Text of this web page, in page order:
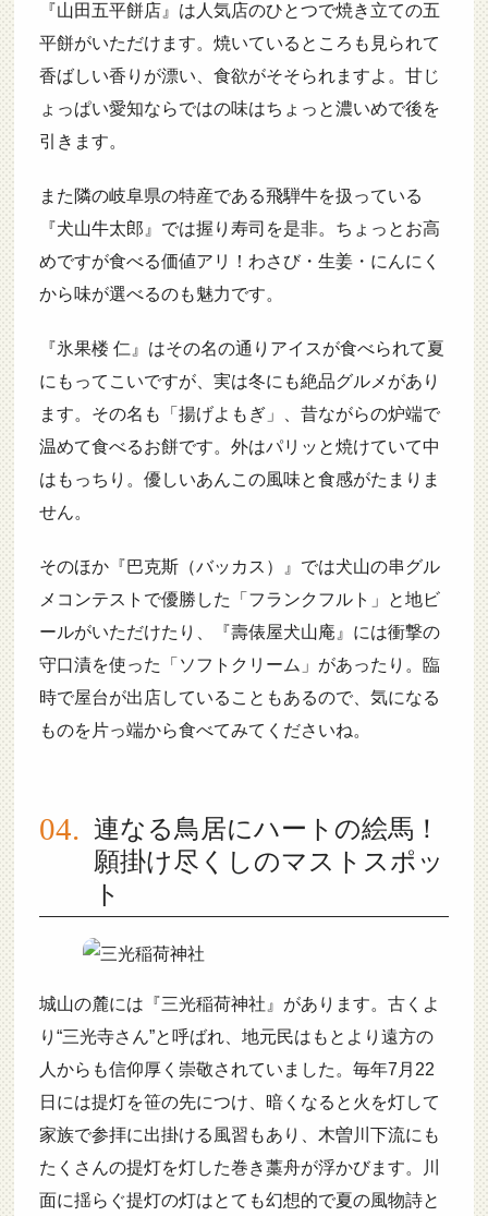
『山田五平餅店』は人気店のひとつで焼き立ての五
平餅がいただけます。焼いているところも見られて
香ばしい香りが漂い、食欲がそそられますよ。甘じ
ょっぱい愛知ならではの味はちょっと濃いめで後を
引きます。
また隣の岐阜県の特産である飛騨牛を扱っている
『犬山牛太郎』では握り寿司を是非。ちょっとお高
めですが食べる価値アリ！わさび・生姜・にんにく
から味が選べるのも魅力です。
『氷果楼 仁』はその名の通りアイスが食べられて夏
にもってこいですが、実は冬にも絶品グルメがあり
ます。その名も「揚げよもぎ」、昔ながらの炉端で
温めて食べるお餅です。外はパリッと焼けていて中
はもっちり。優しいあんこの風味と食感がたまりま
せん。
そのほか『巴克斯（バッカス）』では犬山の串グル
メコンテストで優勝した「フランクフルト」と地ビ
ールがいただけたり、『壽俵屋犬山庵』には衝撃の
守口漬を使った「ソフトクリーム」があったり。臨
時で屋台が出店していることもあるので、気になる
ものを片っ端から食べてみてくださいね。
連なる鳥居にハートの絵馬！
願掛け尽くしのマストスポッ
ト
城山の麓には『三光稲荷神社』があります。古くよ
り“三光寺さん”と呼ばれ、地元民はもとより遠方の
人からも信仰厚く崇敬されていました。毎年7月22
日には提灯を笹の先につけ、暗くなると火を灯して
家族で参拝に出掛ける風習もあり、木曽川下流にも
たくさんの提灯を灯した巻き藁舟が浮かびます。川
面に揺らぐ提灯の灯はとても幻想的で夏の風物詩と